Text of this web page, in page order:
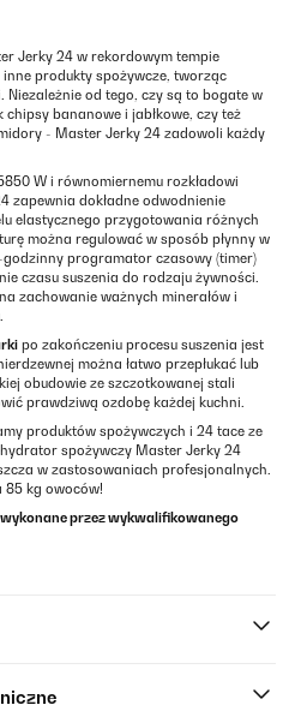
Jerky 24 w rekordowym tempie
produkty spożywcze, tworząc
Niezależnie od tego, czy są to bogate w
bananowe i jabłkowe, czy też
- Master Jerky 24 zadowoli każdy
W i równomiernemu rozkładowi
zapewnia dokładne odwodnienie
elastycznego przygotowania różnych
można regulować w sposób płynny w
godzinny programator czasowy (timer)
czasu suszenia do rodzaju żywności.
zachowanie ważnych minerałów i
po zakończeniu procesu suszenia jest
można łatwo przepłukać lub
obudowie ze szczotkowanej stali
prawdziwą ozdobę każdej kuchni.
produktów spożywczych i 24 tace ze
spożywczy Master Jerky 24
w zastosowaniach profesjonalnych.
85 kg owoców!
wykonane przez wykwalifikowanego